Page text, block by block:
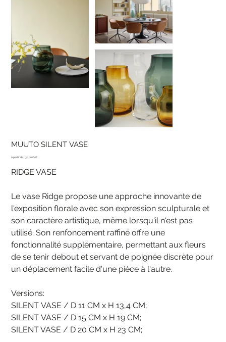
MUUTO SILENT VASE
À partir de Prix
30.00 CHF
RIDGE VASE
Le vase Ridge propose une approche innovante de
l'exposition florale avec son expression sculpturale et
son caractère artistique, même lorsqu'il n'est pas
utilisé. Son renfoncement raffiné offre une
fonctionnalité supplémentaire, permettant aux fleurs
de se tenir debout et servant de poignée discrète pour
un déplacement facile d'une pièce à l'autre.
Versions:
SILENT VASE / D 11 CM x H 13,4 CM;
SILENT VASE / D 15 CM x H 19 CM;
SILENT VASE / D 20 CM x H 23 CM;